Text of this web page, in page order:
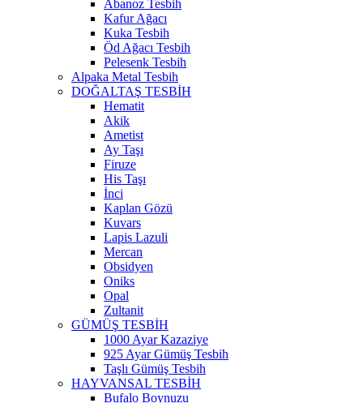
Abanoz Tesbih
Kafur Ağacı
Kuka Tesbih
Öd Ağacı Tesbih
Pelesenk Tesbih
Alpaka Metal Tesbih
DOĞALTAŞ TESBİH
Hematit
Akik
Ametist
Ay Taşı
Firuze
His Taşı
İnci
Kaplan Gözü
Kuvars
Lapis Lazuli
Mercan
Obsidyen
Oniks
Opal
Zultanit
GÜMÜŞ TESBİH
1000 Ayar Kazaziye
925 Ayar Gümüş Tesbih
Taşlı Gümüş Tesbih
HAYVANSAL TESBİH
Bufalo Boynuzu